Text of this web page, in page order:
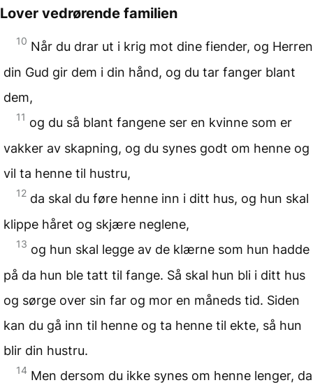
Lover vedrørende familien
10 Når du drar ut i krig mot dine fiender, og Herren
din Gud gir dem i din hånd, og du tar fanger blant
dem,
11 og du så blant fangene ser en kvinne som er
vakker av skapning, og du synes godt om henne og
vil ta henne til hustru,
12 da skal du føre henne inn i ditt hus, og hun skal
klippe håret og skjære neglene,
13 og hun skal legge av de klærne som hun hadde
på da hun ble tatt til fange. Så skal hun bli i ditt hus
og sørge over sin far og mor en måneds tid. Siden
kan du gå inn til henne og ta henne til ekte, så hun
blir din hustru.
14 Men dersom du ikke synes om henne lenger, da